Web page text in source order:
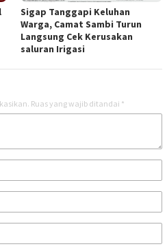
Sigap Tanggapi Keluhan
Warga, Camat Sambi Turun
Langsung Cek Kerusakan
saluran Irigasi
Ruas yang wajib ditandai *